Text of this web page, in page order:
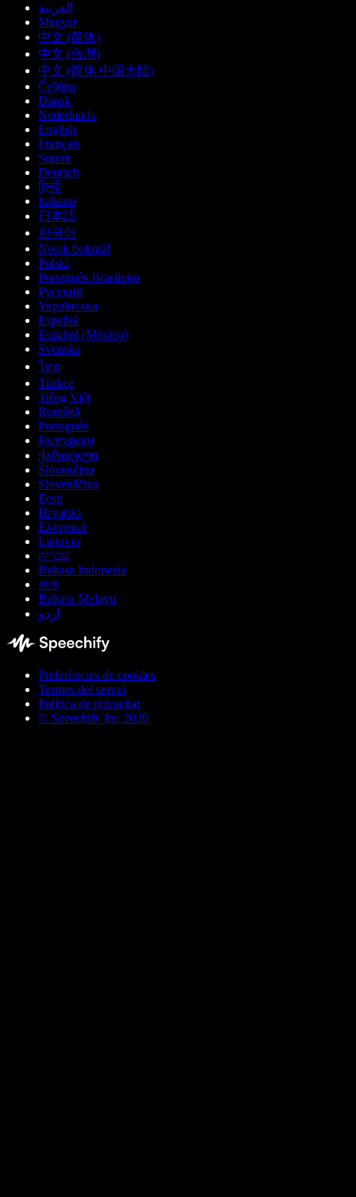
العربية
Magyar
中文 (简体)
中文 (台灣)
中文 (简体 中国大陆)
Čeština
Dansk
Nederlands
English
Français
Suomi
Deutsch
हिन्दी
Italiano
日本語
한국어
Norsk bokmål
Polski
Português Brasileiro
Русский
Українська
Español
Español (México)
Svenska
ไทย
Türkçe
Tiếng Việt
Română
Português
Български
ქართული
Slovenčina
Slovenščina
Eesti
Hrvatski
Ελληνικά
Lietuvių
עברית
Bahasa Indonesia
বাংলা
Bahasa Melayu
اردو
Preferències de cookies
Termes del servei
Política de privacitat
© Speechify Inc 2026